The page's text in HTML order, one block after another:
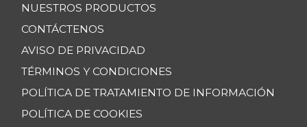
NUESTROS PRODUCTOS
CONTÁCTENOS
AVISO DE PRIVACIDAD
TÉRMINOS Y CONDICIONES
POLÍTICA DE TRATAMIENTO DE INFORMACIÓN
POLÍTICA DE COOKIES